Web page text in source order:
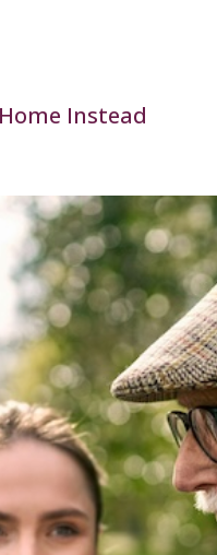
Instead